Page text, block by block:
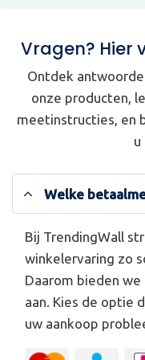
Vragen? Hier
Ontdek
onze producten,
meetinstructies, en
u
Welke
Bij TrendingWall
winkelervaring zo
Daarom bieden
aan. Kies de optie
uw aankoop